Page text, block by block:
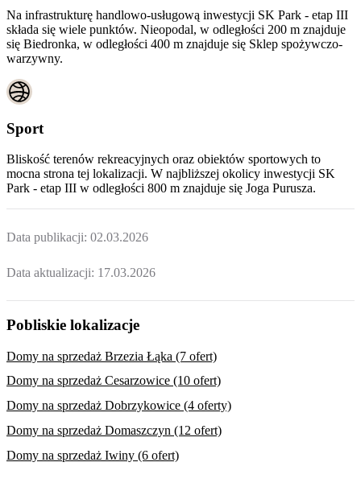
Na infrastrukturę handlowo-usługową inwestycji SK Park - etap III
składa się wiele punktów. Nieopodal, w odległości 200 m znajduje
się Biedronka, w odległości 400 m znajduje się Sklep spożywczo-
warzywny.
Sport
Bliskość terenów rekreacyjnych oraz obiektów sportowych to
mocna strona tej lokalizacji. W najbliższej okolicy inwestycji SK
Park - etap III w odległości 800 m znajduje się Joga Purusza.
Data publikacji: 02.03.2026
Data aktualizacji: 17.03.2026
Pobliskie lokalizacje
Domy na sprzedaż Brzezia Łąka (7 ofert)
Domy na sprzedaż Cesarzowice (10 ofert)
Domy na sprzedaż Dobrzykowice (4 oferty)
Domy na sprzedaż Domaszczyn (12 ofert)
Domy na sprzedaż Iwiny (6 ofert)